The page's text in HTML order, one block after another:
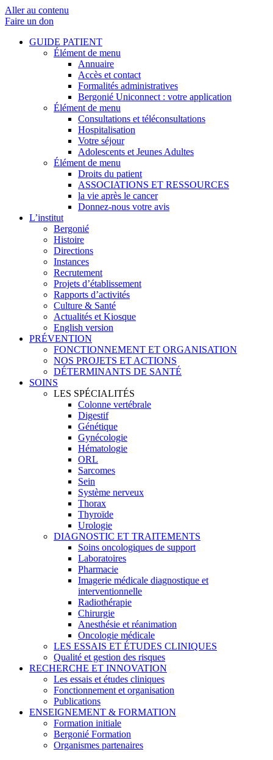
Aller au contenu
Faire un don
GUIDE PATIENT
Élément de menu
Annuaire
Accès et contact
Formalités administratives
Bergonié Uniconnect : votre application
Élément de menu
Consultations et téléconsultations
Hospitalisation
Votre séjour
Adolescents et Jeunes Adultes
Élément de menu
Droits du patient
ASSOCIATIONS ET RESSOURCES
la vie après le cancer
Donnez-nous votre avis
L’institut
Bergonié
Histoire
Directions
Instances
Recrutement
Projets d’établissement
Rapports d’activités
Culture & Santé
Actualités et Kiosque
English version
PRÉVENTION
FONCTIONNEMENT ET ORGANISATION
NOS PROJETS ET ACTIONS
DÉTERMINANTS DE SANTÉ
SOINS
LES SPÉCIALITÉS
Colonne vertébrale
Digestif
Génétique
Gynécologie
Hématologie
ORL
Sarcomes
Sein
Système nerveux
Thorax
Thyroïde
Urologie
DIAGNOSTIC ET TRAITEMENTS
Soins oncologiques de support
Laboratoires
Pharmacie
Imagerie médicale diagnostique et
interventionnelle
Radiothérapie
Chirurgie
Anesthésie et réanimation
Oncologie médicale
LES ESSAIS ET ÉTUDES CLINIQUES
Qualité et gestion des risques
RECHERCHE ET INNOVATION
Les essais et études cliniques
Fonctionnement et organisation
Publications
ENSEIGNEMENT & FORMATION
Formation initiale
Bergonié Formation
Organismes partenaires